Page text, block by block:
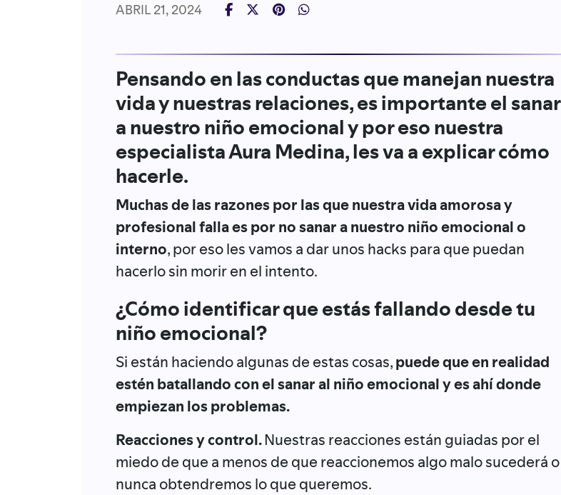
ABRIL 21, 2024
Pensando en las conductas que manejan nuestra
vida y nuestras relaciones, es importante el sanar
a nuestro niño emocional y por eso nuestra
especialista Aura Medina, les va a explicar cómo
hacerle.
Muchas de las razones por las que nuestra vida amorosa y
profesional falla es por no sanar a nuestro niño emocional o
interno, por eso les vamos a dar unos hacks para que puedan
hacerlo sin morir en el intento.
¿Cómo identificar que estás fallando desde tu
niño emocional?
Si están haciendo algunas de estas cosas,puede que en realidad
estén batallando con el sanar al niño emocional y es ahí donde
empiezan los problemas.
Reacciones y control.Nuestras reacciones están guiadas por el
miedo de que a menos de que reaccionemos algo malo sucederá o
nunca obtendremos lo que queremos.